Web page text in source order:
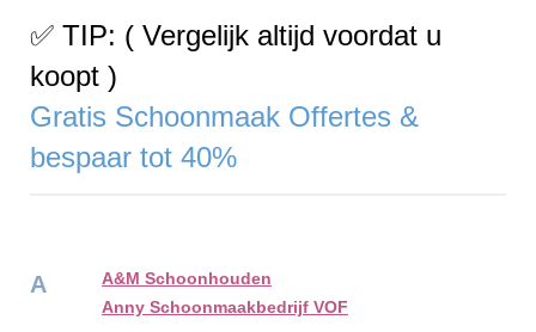
✅ TIP: ( Vergelijk altijd voordat u
koopt )
Gratis Schoonmaak Offertes &
bespaar tot 40%
A
A&M Schoonhouden
Anny Schoonmaakbedrijf VOF